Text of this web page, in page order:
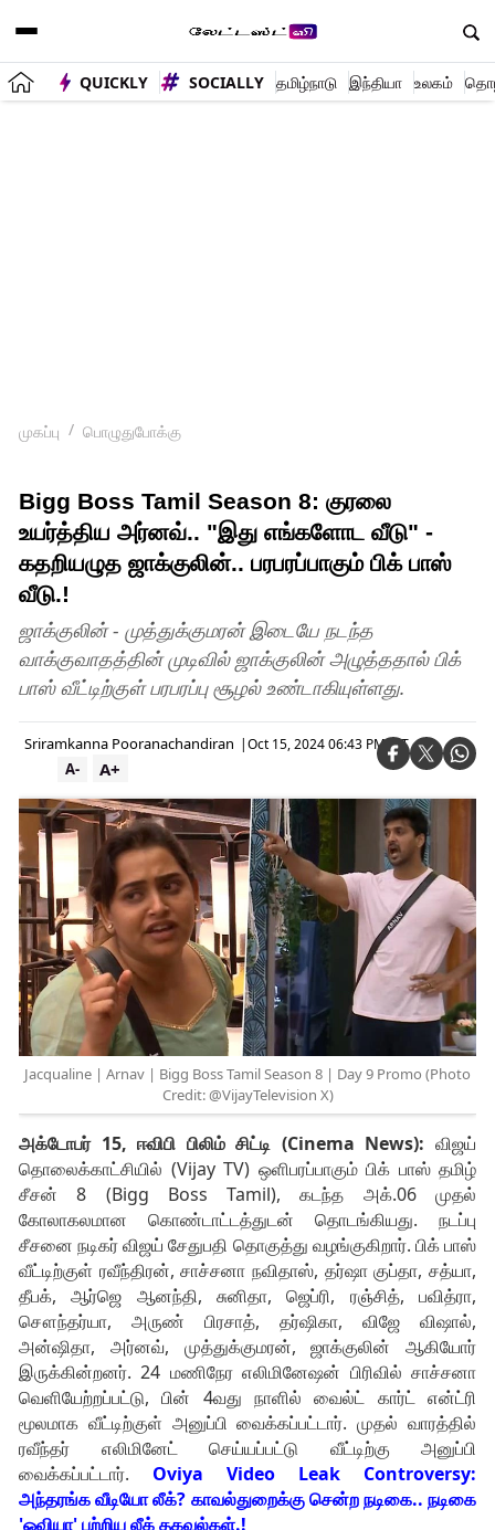
QUICKLY SOCIALLY தமிழ்நாடு இந்தியா உலகம்
முகப்பு பொழுதுபோக்கு
Bigg Boss Tamil Season 8: குரலை
உயர்த்திய அர்னவ்.. "இது எங்களோட வீடு" -
கதறியழுத ஜாக்குலின்.. பரபரப்பாகும் பிக் பாஸ்
வீடு.!
ஜாக்குலின் - முத்துக்குமரன் இடையே நடந்த
வாக்குவாதத்தின் முடிவில் ஜாக்குலின் அழுத்ததால் பிக்
பாஸ் வீட்டிற்குள் பரபரப்பு சூழல் உண்டாகியுள்ளது.
Sriramkanna Pooranachandiran |Oct 15, 2024 06:43 PM IST
A+
A-
Jacqualine | Arnav | Bigg Boss Tamil Season 8 | Day 9 Promo (Photo
Credit: @VijayTelevision X)
அக்டோபர் 15, ஈவிபி பிலிம் சிட்டி (Cinema News): விஜய்
தொலைக்காட்சியில் (Vijay TV) ஒளிபரப்பாகும் பிக் பாஸ் தமிழ்
சீசன் 8 (Bigg Boss Tamil), கடந்த அக்.06 முதல்
கோலாகலமான கொண்டாட்டத்துடன் தொடங்கியது. நடப்பு
சீசனை நடிகர் விஜய் சேதுபதி தொகுத்து வழங்குகிறார். பிக் பாஸ்
வீட்டிற்குள் ரவீந்திரன், சாச்சனா நவிதாஸ், தர்ஷா குப்தா, சத்யா,
தீபக், ஆர்ஜெ ஆனந்தி, சுனிதா, ஜெப்ரி, ரஞ்சித், பவித்ரா,
சௌந்தர்யா, அருண் பிரசாத், தர்ஷிகா, விஜே விஷால்,
அன்ஷிதா, அர்னவ், முத்துக்குமரன், ஜாக்குலின் ஆகியோர்
இருக்கின்றனர். 24 மணிநேர எலிமினேஷன் பிரிவில் சாச்சனா
வெளியேற்றப்பட்டு, பின் 4வது நாளில் வைல்ட் கார்ட் என்ட்ரி
மூலமாக வீட்டிற்குள் அனுப்பி வைக்கப்பட்டார். முதல் வாரத்தில்
ரவீந்தர் எலிமினேட் செய்யப்பட்டு வீட்டிற்கு அனுப்பி
வைக்கப்பட்டார். Oviya Video Leak Controversy:
அந்தரங்க வீடியோ லீக்? காவல்துறைக்கு சென்ற நடிகை.. நடிகை
'ஓவியா' பற்றிய லீக் தகவல்கள்.!